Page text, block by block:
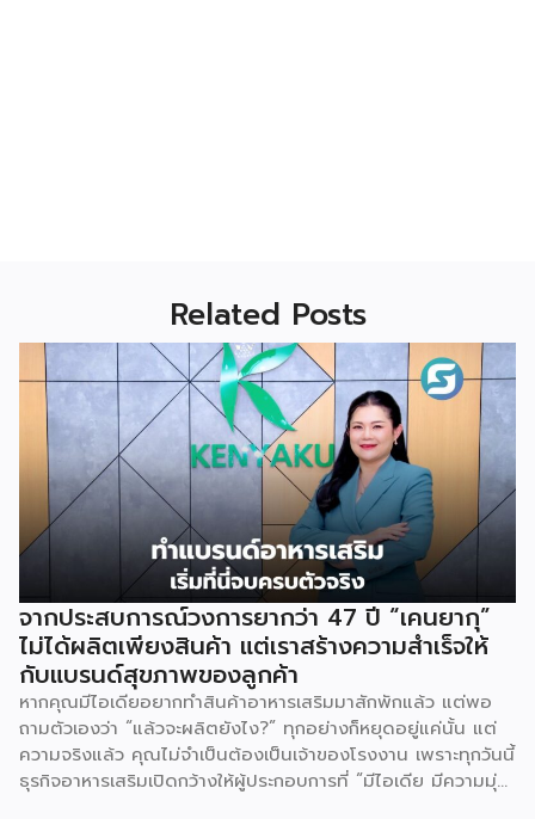
Related Posts
จากประสบการณ์วงการยากว่า 47 ปี “เคนยากุ”
ไม่ได้ผลิตเพียงสินค้า แต่เราสร้างความสำเร็จให้
กับแบรนด์สุขภาพของลูกค้า
หากคุณมีไอเดียอยากทำสินค้าอาหารเสริมมาสักพักแล้ว แต่พอ
ถามตัวเองว่า “แล้วจะผลิตยังไง?” ทุกอย่างก็หยุดอยู่แค่นั้น แต่
ความจริงแล้ว คุณไม่จำเป็นต้องเป็นเจ้าของโรงงาน เพราะทุกวันนี้
ธุรกิจอาหารเสริมเปิดกว้างให้ผู้ประกอบการที่ “มีไอเดีย มีความมุ่ง